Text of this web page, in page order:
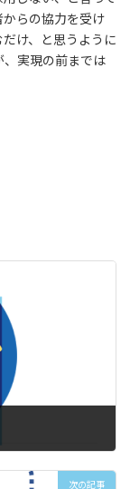
らの協力を受け
け、と思うように
、実現の前までは
次の記事